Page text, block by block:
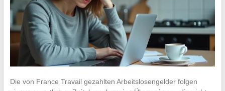
Die von France Travail gezahlten Arbeitslosengelder folgen